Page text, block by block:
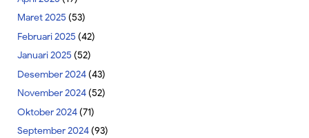
Maret 2025 (53)
Februari 2025 (42)
Januari 2025 (52)
Desember 2024(43)
November 2024(52)
Oktober 2024(71)
September 2024(93)